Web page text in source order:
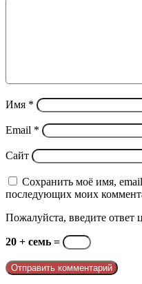
Имя *
Email *
Сайт
Сохранить моё имя, email
последующих моих
Пожалуйста, введите ответ
20 + семь =